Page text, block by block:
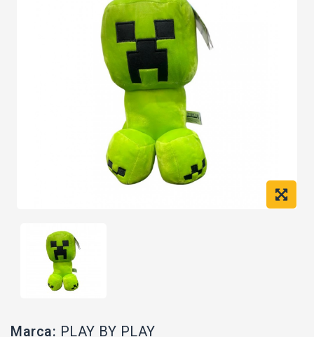
Marca: PLAY BY PLAY